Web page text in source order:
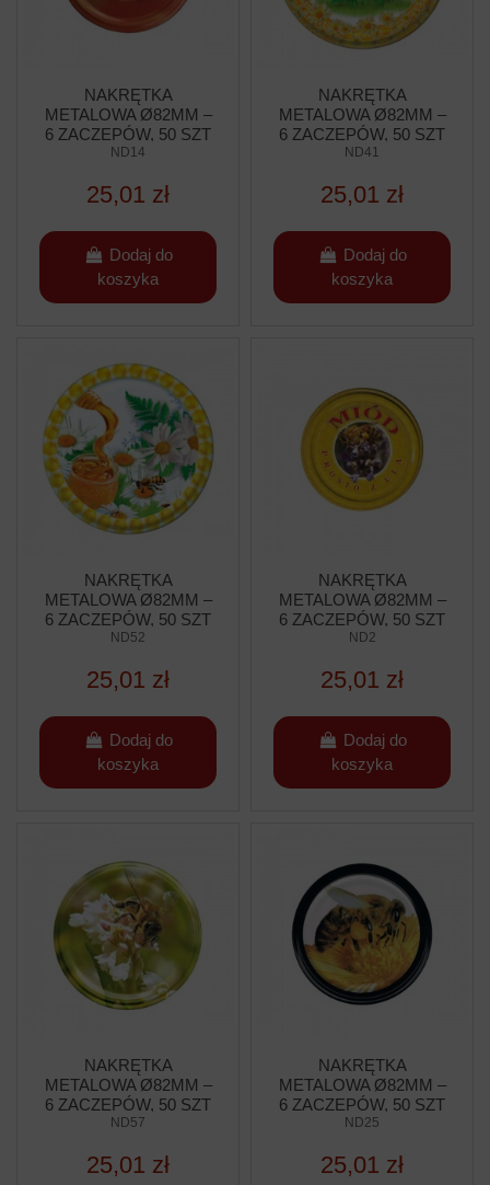
NAKRĘTKA
METALOWA Ø82MM –
6 ZACZEPÓW, 50 SZT
ND14
25,01 zł
Dodaj do
koszyka
NAKRĘTKA
METALOWA Ø82MM –
6 ZACZEPÓW, 50 SZT
ND41
25,01 zł
Dodaj do
koszyka
NAKRĘTKA
METALOWA Ø82MM –
6 ZACZEPÓW, 50 SZT
ND52
25,01 zł
Dodaj do
koszyka
NAKRĘTKA
METALOWA Ø82MM –
6 ZACZEPÓW, 50 SZT
ND2
25,01 zł
Dodaj do
koszyka
NAKRĘTKA
METALOWA Ø82MM –
6 ZACZEPÓW, 50 SZT
ND57
25,01 zł
NAKRĘTKA
METALOWA Ø82MM –
6 ZACZEPÓW, 50 SZT
ND25
25,01 zł